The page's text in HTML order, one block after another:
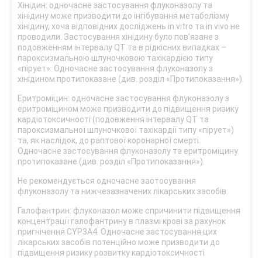
Хінідин: одночасне застосування флуконазолу та
хінідину може призводити до інгібування метаболізму
хінідину, хоча відповідних досліджень in vitro та in vivo не
проводили. Застосування хінідину було пов’язане з
подовженням інтервалу QT та в рідкісних випадках –
пароксизмальною шлуночковою тахікардією типу
«пірует». Одночасне застосування флуконазолу з
хінідином протипоказане (див. розділ «Протипоказання»).
Еритроміцин: одночасне застосування флуконазолу з
еритроміцином може призводити до підвищення ризику
кардіотоксичності (подовження інтервалу QT та
пароксизмальної шлуночкової тахікардії типу «пірует»)
та, як наслідок, до раптової коронарної смерті.
Одночасне застосування флуконазолу та еритроміцину
протипоказане (див. розділ «Протипоказання»).
Не рекомендується одночасне застосування
флуконазолу та нижчезазначених лікарських засобів.
Галофантрин: флуконазол може спричинити підвищення
концентрації галофантрину в плазмі крові за рахунок
пригнічення CYP3A4. Одночасне застосування цих
лікарських засобів потенційно може призводити до
підвищення ризику розвитку кардіотоксичності